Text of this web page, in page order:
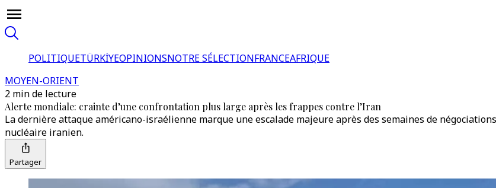
POLITIQUETÜRKİYEOPINIONSNOTRE SÉLECTIONFRANCEAFRIQUE
MOYEN-ORIENT
2 min de lecture
Alerte mondiale: crainte d’une confrontation plus large après les frappes contre l’Iran
La dernière attaque américano-israélienne marque une escalade majeure après des semaines de
nucléaire iranien.
Partager